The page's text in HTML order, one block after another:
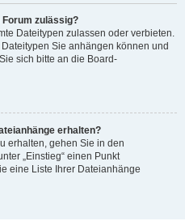
zulässig?
Dateitypen zulassen oder verbieten.
Sie anhängen können und
sich bitte an die Board-
erhalten?
erhalten, gehen Sie in den
„Einstieg“ einen Punkt
eine Liste Ihrer Dateianhänge